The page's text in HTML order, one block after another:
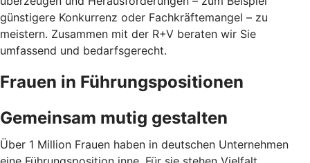
günstigere Konkurrenz oder Fachkräftemangel – zu
meistern. Zusammen mit der R+V beraten wir Sie
umfassend und bedarfsgerecht.
Frauen in Führungspositionen
Gemeinsam mutig gestalten
Über 1 Million Frauen haben in deutschen Unternehmen